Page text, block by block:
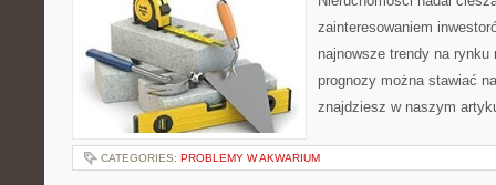
zainteresowaniem
najnowsze trendy na
prognozy można stawiać
znajdziesz w naszym
CATEGORIES: PROBLEMY W AKWARIUM